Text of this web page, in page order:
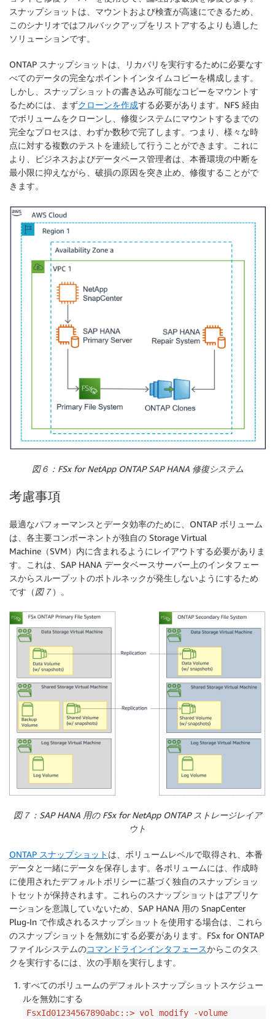
スナップショットは、マウントおよび検査が高速にできるため、
このシナリオではフルバックアップをリストアするよりも適した
ソリューションです。
ONTAP スナップショットは、リカバリを実行するために必要なす
べてのデータの完全なポイントインタイムコピーを構成します。
しかし、スナップショットの書き込み可能なコピーをマウントす
るためには、まずクローンを作成する必要があります。NFS 経由
でボリュームをクローンし、修復システムにマウントするまでの
完全なプロセスは、わずか数秒で完了します。つまり、様々な時
点に対する複数のテストを連続して行うことができます。これに
より、ビジネスおよびデータベース管理者は、本番環境の中断を
最小限に抑えながら、破損の原因を突き止め、修復することがで
きます。
図６：FSx for NetApp ONTAP SAP HANA 修復システム
考慮事項
最適なパフォーマンスとデータ効率のために、ONTAP ボリューム
は、各主要コンポーネントが独自の Storage Virtual
Machine（SVM）内に含まれるようにレイアウトする必要がありま
す。これは、SAP HANA データベースサーバー上のインタフェー
スからスループットのボトルネックが発生しないようにするため
です（図７）。
図７：SAP HANA 用の FSx for NetApp ONTAP ストレージレイア
ウト
ONTAP スナップショット は、ボリュームレベルで取得され、本番
データと一緒にデータを保存します。各ボリュームには、作成時
に使用されたデフォルトポリシーに基づく独自のスナップショッ
トセットが保持されます。これらのスナップショットはアプリケ
ーションを意識していないため、SAP HANA 用の SnapCenter
Plug-In で作成されるスナップショットを使用する場合は、これら
のスナップショットを無効にする必要があります。FSx for ONTAP
ファイルシステムのコマンドラインインタフェースからこのタス
クを実行するには、次の手順を実行します。
すべてのボリュームのデフォルトスナップショットスケジュー
ルを無効にする
FsxId01234567890abc::> vol modify -volume